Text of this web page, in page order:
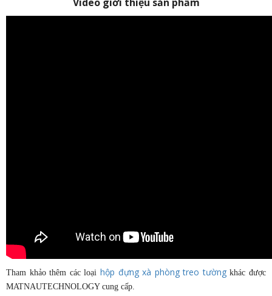
Tham khảo thêm các loại hộp đựng xà phòng treo tườngkhác được
MATNAUTECHNOLOGY cung cấp.